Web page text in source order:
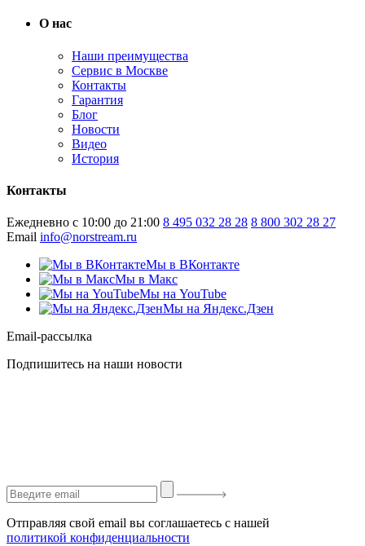
О нас
Наши преимущества
Сервис в Москве
Контакты
Гарантия
Блог
Новости
Видео
История
Контакты
Ежедневно с 10:00 до 21:00 8 495 032 28 28 8 800 302 28 27
Email info@norstream.ru
Мы в ВКонтакте
Мы в Макс
Мы на YouTube
Мы на Яндекс.Дзен
Email-рассылка
Подпишитесь на наши новости
Отправляя свой email вы соглашаетесь с нашей
политикой конфиденциальности